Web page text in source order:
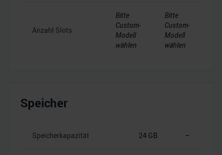
Anzahl Slots
Bitte
Custom-
Modell
wählen
Bitte
Custom-
Modell
wählen
Speicher
Speicherkapazität 24 GB –